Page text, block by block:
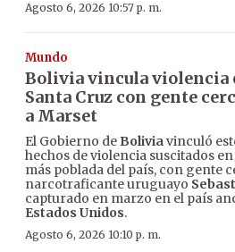
Agosto 6, 2026 10:57 p. m.
Mundo
Bolivia vincula violencia
Santa Cruz con gente
a Marset
El Gobierno de Boliviavinculó
hechos de violencia suscitados en
más poblada del país, con gente
narcotraficante uruguayo
capturado en marzo en el país
Estados Unidos.
Agosto 6, 2026 10:10 p. m.